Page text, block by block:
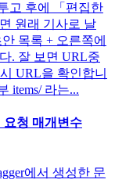
고 후에 「편집한
원래 기사로 날
목록 + 오른쪽에
. 잘 보면 URL중
URL을 확인합니
items/ 라는...
요청 매개변수
에서 생성한 문